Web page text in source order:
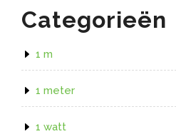
Categorieën
1 m
1 meter
1 watt